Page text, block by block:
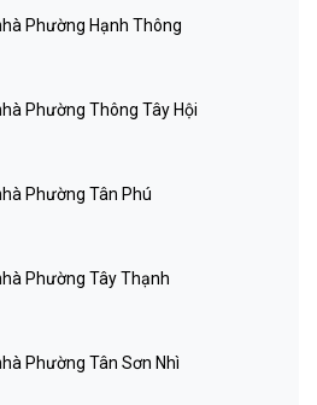
Phường Hạnh Thông
Phường Thông Tây Hội
Phường Tân Phú
Phường Tây Thạnh
Phường Tân Sơn Nhì